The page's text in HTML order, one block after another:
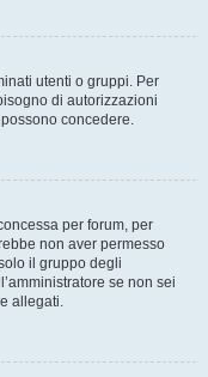
utenti o gruppi. Per
di autorizzazioni
concedere.
per forum, per
non aver permesso
il gruppo degli
se non sei
allegati.